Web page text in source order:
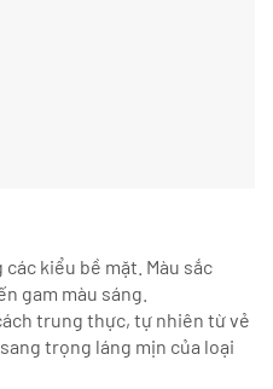
các kiểu bề mặt. Màu sắc
gam màu sáng.
trung thực, tự nhiên từ vẻ
trọng láng mịn của loại